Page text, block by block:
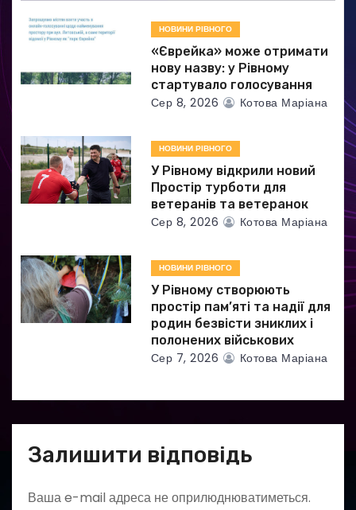
з
а
п
с
і
НОВИНИ РІВНОГО
«Єврейка» може отримати
нову назву: у Рівному
стартувало голосування
Сер 8, 2026 Котова Маріана
НОВИНИ РІВНОГО
У Рівному відкрили новий
Простір турботи для
ветеранів та ветеранок
Сер 8, 2026 Котова Маріана
НОВИНИ РІВНОГО
У Рівному створюють
простір пам’яті та надії для
родин безвісти зниклих і
полонених військових
Сер 7, 2026 Котова Маріана
Залишити відповідь
Ваша e-mail адреса не оприлюднюватиметься.